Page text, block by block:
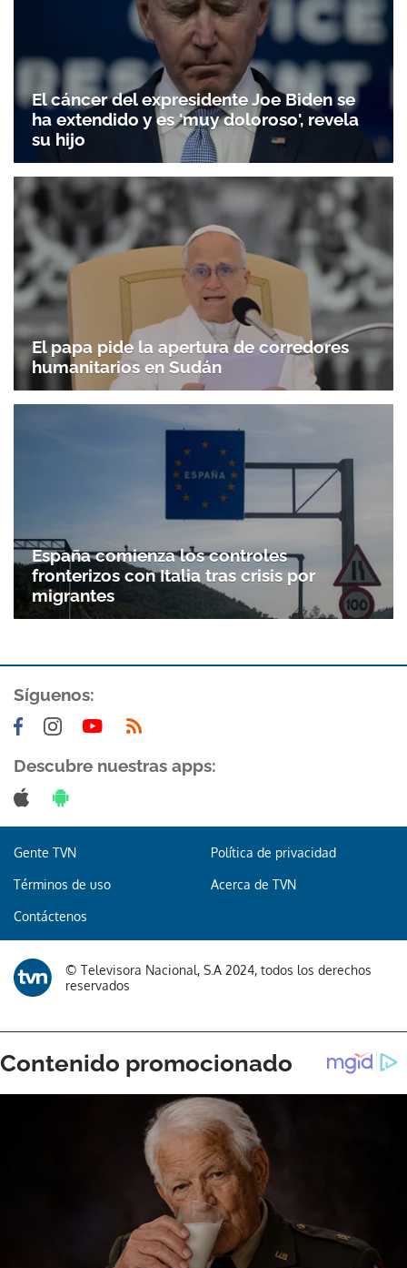
Gracias por suscribirte a nuestro boletín.
ACEPTAR
El cáncer del expresidente Joe Biden se
ha extendido y es 'muy doloroso', revela
su hijo
El papa pide la apertura de corredores
humanitarios en Sudán
España comienza los controles
fronterizos con Italia tras crisis por
migrantes
Síguenos:
Descubre nuestras apps:
Gente TVN Política de privacidad
Términos de uso Acerca de TVN
Contáctenos
© Televisora Nacional, S.A 2024, todos los derechos
reservados